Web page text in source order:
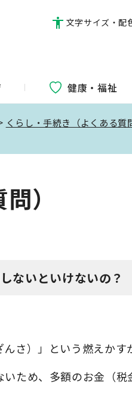
文字サイズ・配
健康・福祉
くらし・手続き（よくある質
）
ないといけないの？
さ）」という燃えかす
ため、多額のお金（